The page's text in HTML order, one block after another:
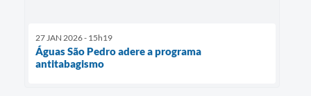
27 JAN 2026 - 15h19
Águas São Pedro adere a programa
antitabagismo